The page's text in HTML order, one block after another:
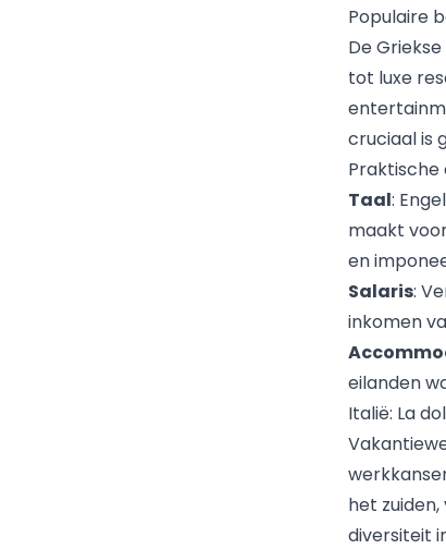
Populaire
De
tot luxe
cruciaal is
Praktische
Taal:
maakt
en
Salaris:
inkomen
eilanden
Italië: La
het
diversiteit